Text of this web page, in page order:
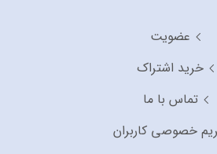
عضویت
خرید اشتراک
تماس با ما
خصوصی کاربران